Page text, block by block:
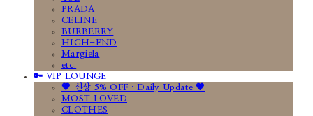
PRADA
CELINE
BURBERRY
HIGH-END
Margiela
etc.
🔑 VIP LOUNGE
🤎 신상 5% OFF · Daily Update 🤎
MOST LOVED
CLOTHES